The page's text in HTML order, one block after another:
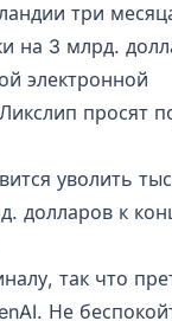
три
на 3 млрд.
электронной
просят
уволить
долларов к
так что
Не